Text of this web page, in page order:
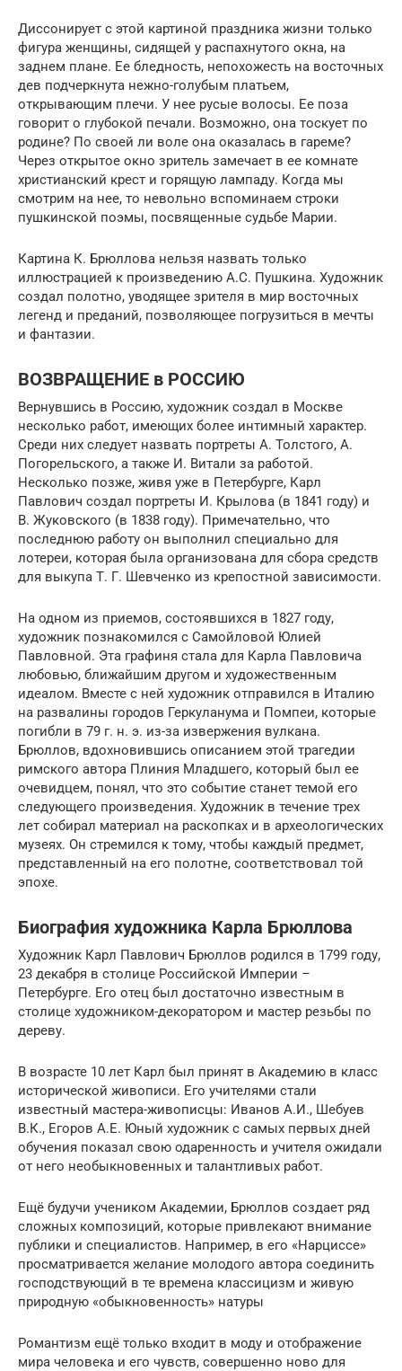
Диссонирует с этой картиной праздника жизни только
фигура женщины, сидящей у распахнутого окна, на
заднем плане. Ее бледность, непохожесть на восточных
дев подчеркнута нежно-голубым платьем,
открывающим плечи. У нее русые волосы. Ее поза
говорит о глубокой печали. Возможно, она тоскует по
родине? По своей ли воле она оказалась в гареме?
Через открытое окно зритель замечает в ее комнате
христианский крест и горящую лампаду. Когда мы
смотрим на нее, то невольно вспоминаем строки
пушкинской поэмы, посвященные судьбе Марии.
Картина К. Брюллова нельзя назвать только
иллюстрацией к произведению А.С. Пушкина. Художник
создал полотно, уводящее зрителя в мир восточных
легенд и преданий, позволяющее погрузиться в мечты
и фантазии.
ВОЗВРАЩЕНИЕ в РОССИЮ
Вернувшись в Россию, художник создал в Москве
несколько работ, имеющих более интимный характер.
Среди них следует назвать портреты А. Толстого, А.
Погорельского, а также И. Витали за работой.
Несколько позже, живя уже в Петербурге, Карл
Павлович создал портреты И. Крылова (в 1841 году) и
В. Жуковского (в 1838 году). Примечательно, что
последнюю работу он выполнил специально для
лотереи, которая была организована для сбора средств
для выкупа Т. Г. Шевченко из крепостной зависимости.
На одном из приемов, состоявшихся в 1827 году,
художник познакомился с Самойловой Юлией
Павловной. Эта графиня стала для Карла Павловича
любовью, ближайшим другом и художественным
идеалом. Вместе с ней художник отправился в Италию
на развалины городов Геркуланума и Помпеи, которые
погибли в 79 г. н. э. из-за извержения вулкана.
Брюллов, вдохновившись описанием этой трагедии
римского автора Плиния Младшего, который был ее
очевидцем, понял, что это событие станет темой его
следующего произведения. Художник в течение трех
лет собирал материал на раскопках и в археологических
музеях. Он стремился к тому, чтобы каждый предмет,
представленный на его полотне, соответствовал той
эпохе.
Биография художника Карла Брюллова
Художник Карл Павлович Брюллов родился в 1799 году,
23 декабря в столице Российской Империи –
Петербурге. Его отец был достаточно известным в
столице художником-декоратором и мастер резьбы по
дереву.
В возрасте 10 лет Карл был принят в Академию в класс
исторической живописи. Его учителями стали
известный мастера-живописцы: Иванов А.И., Шебуев
В.К., Егоров А.Е. Юный художник с самых первых дней
обучения показал свою одаренность и учителя ожидали
от него необыкновенных и талантливых работ.
Ещё будучи учеником Академии, Брюллов создает ряд
сложных композиций, которые привлекают внимание
публики и специалистов. Например, в его «Нарциссе»
просматривается желание молодого автора соединить
господствующий в те времена классицизм и живую
природную «обыкновенность» натуры
Романтизм ещё только входит в моду и отображение
мира человека и его чувств, совершенно ново для